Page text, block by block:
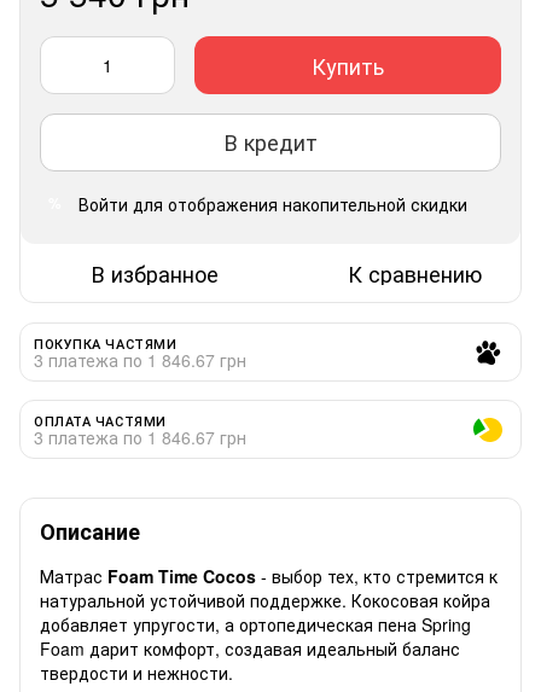
Купить
В кредит
Войти для отображения накопительной скидки
В избранное К сравнению
ПОКУПКА ЧАСТЯМИ
3 платежа по 1 846.67 грн
ОПЛАТА ЧАСТЯМИ
3 платежа по 1 846.67 грн
Описание
Матрас Foam Time Cocos - выбор тех, кто стремится к
натуральной устойчивой поддержке. Кокосовая койра
добавляет упругости, а ортопедическая пена Spring
Foam дарит комфорт, создавая идеальный баланс
твердости и нежности.